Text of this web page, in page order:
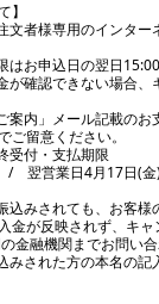
】
者様専用のインター
お申込日の翌日15:00
確認できない場合、
内」メール記載のお
ご留意ください。
受付・支払期限
/ 翌営業日4月17日(金
みされても、お客様
金が反映されず、キ
金融機関までお問い合
された方の本名の記